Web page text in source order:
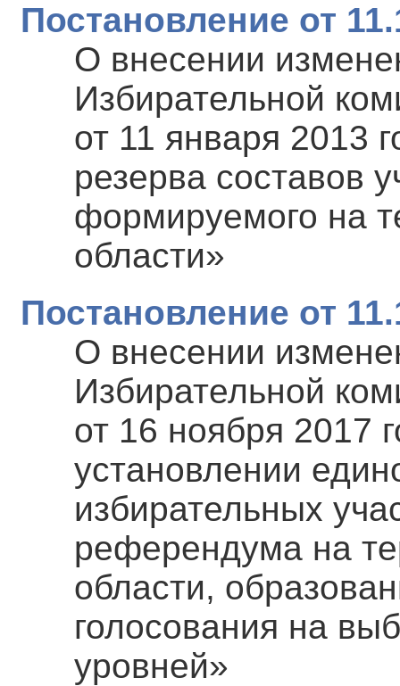
Постановление от
О внесении
Избирательной
от 11 января 2013
резерва составов
формируемого на
области»
Постановление от
О внесении
Избирательной
от 16 ноября 2017
установлении
избирательных
референдума на
области,
голосования на
уровней»